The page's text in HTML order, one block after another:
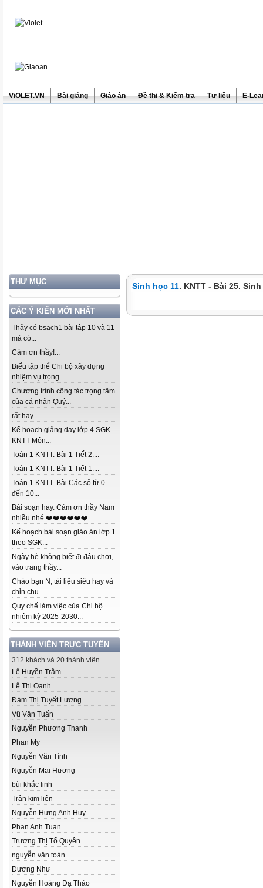
ViOLET.VN Bài giảng Giáo án Đề thi & Kiểm tra Tư liệu E-
THƯ MỤC
CÁC Ý KIẾN MỚI NHẤT
Thầy có bsach1 bài tập 10 và 11
mà có...
Cảm ơn thầy!...
Biểu tập thể Chi bộ xây dựng
nhiệm vụ trọng...
Chương trình công tác trọng tâm
của cá nhân Quý...
rất hay...
Kế hoạch giảng dạy lớp 4 SGK -
KNTT Môn...
Toán 1 KNTT. Bài 1 Tiết 2....
Toán 1 KNTT. Bài 1 Tiết 1....
Toán 1 KNTT. Bài Các số từ 0
đến 10...
Bài soạn hay. Cảm ơn thầy Nam
nhiều nhé ❤️❤️❤️❤️❤️❤️...
Kế hoạch bài soạn giáo án lớp 1
theo SGK...
Ngày hè không biết đi đâu chơi,
vào trang thầy...
Chào bạn N, tài liệu siêu hay và
chỉn chu...
Quy chế làm việc của Chi bộ
nhiệm kỳ 2025-2030...
THÀNH VIÊN TRỰC TUYẾN
312 khách và 20 thành viên
Lê Huyền Trâm
Lê Thị Oanh
Đàm Thị Tuyết Lương
Vũ Văn Tuấn
Nguyễn Phương Thanh
Phan My
Nguyễn Văn Tình
Nguyễn Mai Hương
bùi khắc linh
Trần kim liên
Nguyễn Hưng Anh Huy
Phan Anh Tuan
Trương Thị Tố Quyên
nguyễn văn toàn
Dương Như
Nguyễn Hoàng Dạ Thảo
Sinh học 11. KNTT - Bài 25.